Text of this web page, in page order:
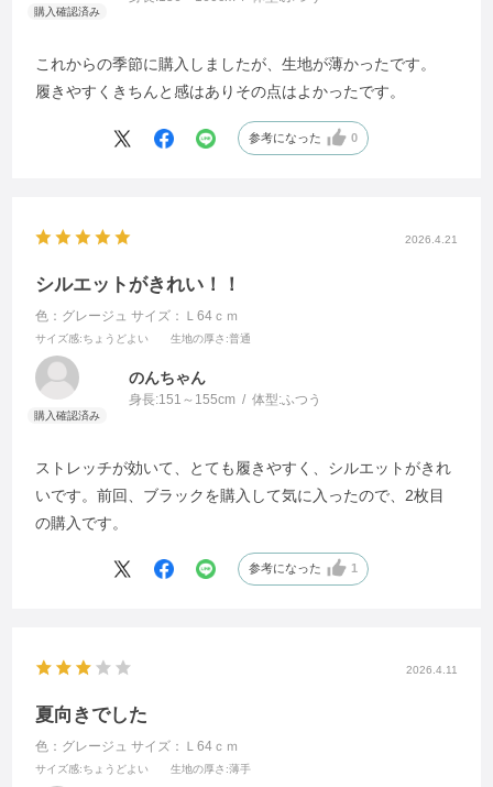
これからの季節に購入しましたが、生地が薄かったです。
履きやすくきちんと感はありその点はよかったです。
参考になった 0
2026.4.21
シルエットがきれい！！
色：グレージュ サイズ：Ｌ64ｃｍ
サイズ感:ちょうどよい 生地の厚さ :普通
のんちゃん
身長:151～155cm 体型:ふつう
ストレッチが効いて、とても履きやすく、シルエットがきれ
いです。前回、ブラックを購入して気に入ったので、2枚目
の購入です。
参考になった 1
2026.4.11
夏向きでした
色：グレージュ サイズ：Ｌ64ｃｍ
サイズ感:ちょうどよい 生地の厚さ :薄手